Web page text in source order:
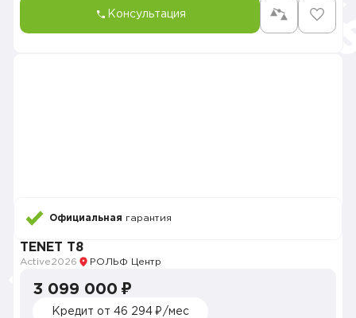
Консультация
Официальная гарантия
TENET T8
Active2026 РОЛЬФ Центр
3 099 000 ₽
Кредит от 46 294 ₽/мес